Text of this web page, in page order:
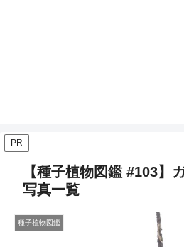
PR
【種子植物図鑑 #103】
写真一覧
種子植物図鑑